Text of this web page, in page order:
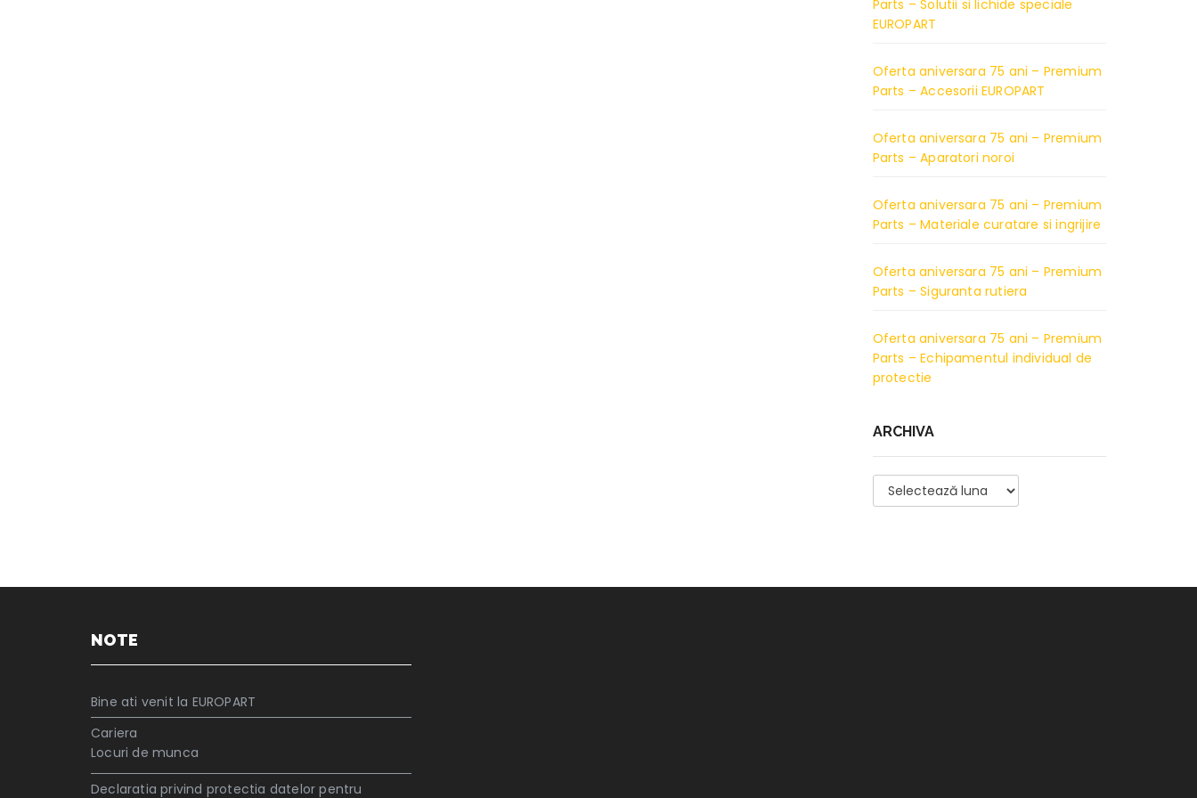
Parts – Solutii si lichide speciale
EUROPART
Oferta aniversara 75 ani – Premium
Parts – Accesorii EUROPART
Oferta aniversara 75 ani – Premium
Parts – Aparatori noroi
Oferta aniversara 75 ani – Premium
Parts – Materiale curatare si ingrijire
Oferta aniversara 75 ani – Premium
Parts – Siguranta rutiera
Oferta aniversara 75 ani – Premium
Parts – Echipamentul individual de
protectie
ARCHIVA
Archiva
NOTE
Bine ati venit la EUROPART
Cariera
Locuri de munca
Declaratia privind protectia datelor pentru